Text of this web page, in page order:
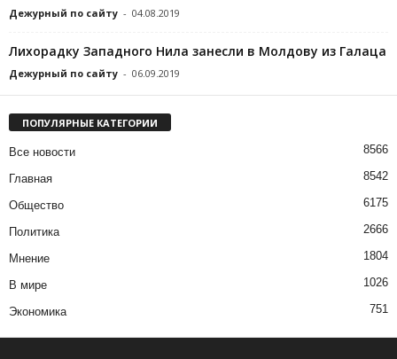
Дежурный по сайту - 04.08.2019
Лихорадку Западного Нила занесли в Молдову из Галаца
Дежурный по сайту - 06.09.2019
ПОПУЛЯРНЫЕ КАТЕГОРИИ
Все новости 8566
Главная 8542
Общество 6175
Политика 2666
Мнение 1804
В мире 1026
Экономика 751